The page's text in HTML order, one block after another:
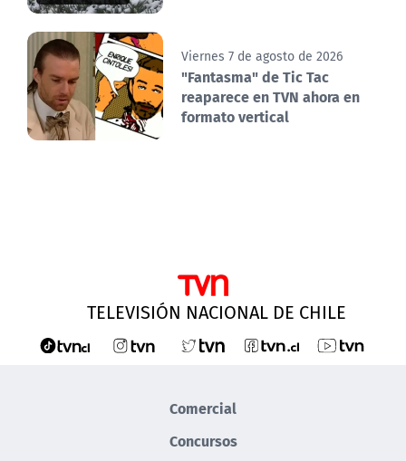
Viernes 7 de agosto de 2026
"Fantasma" de Tic Tac
reaparece en TVN ahora en
formato vertical
TELEVISIÓN NACIONAL DE CHILE
Comercial
Concursos